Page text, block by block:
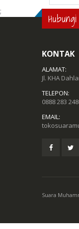
;
KONTAK
ALAMAT:
Jl. KHA
TELEPON:
0888 283
EMAIL:
Suara